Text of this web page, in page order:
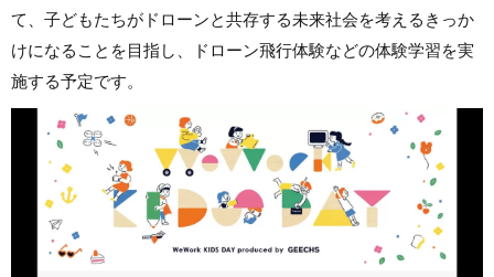
て、子どもたちがドローンと共存する未来社会を考えるきっか
けになることを目指し、ドローン飛行体験などの体験学習を実
施する予定です。